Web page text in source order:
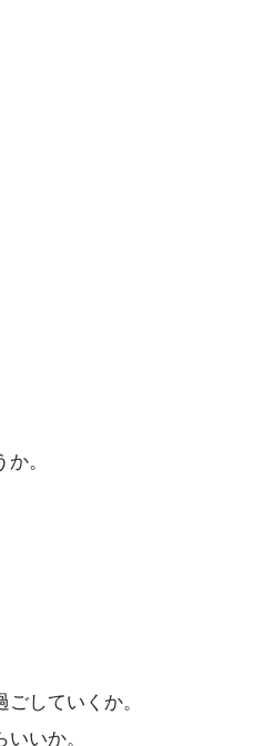
。
していくか。
いか。